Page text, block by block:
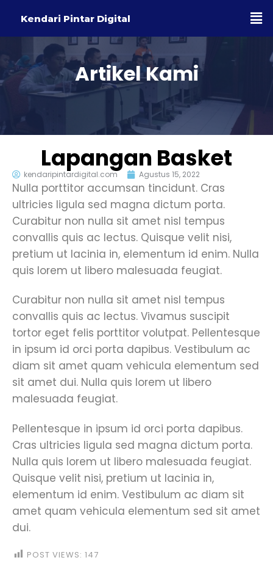
Kendari Pintar Digital
Artikel Kami
Lapangan Basket
kendaripintardigital.com Agustus 15, 2022
Nulla porttitor accumsan tincidunt. Cras
ultricies ligula sed magna dictum porta.
Curabitur non nulla sit amet nisl tempus
convallis quis ac lectus. Quisque velit nisi,
pretium ut lacinia in, elementum id enim. Nulla
quis lorem ut libero malesuada feugiat.
Curabitur non nulla sit amet nisl tempus
convallis quis ac lectus. Vivamus suscipit
tortor eget felis porttitor volutpat. Pellentesque
in ipsum id orci porta dapibus. Vestibulum ac
diam sit amet quam vehicula elementum sed
sit amet dui. Nulla quis lorem ut libero
malesuada feugiat.
Pellentesque in ipsum id orci porta dapibus.
Cras ultricies ligula sed magna dictum porta.
Nulla quis lorem ut libero malesuada feugiat.
Quisque velit nisi, pretium ut lacinia in,
elementum id enim. Vestibulum ac diam sit
amet quam vehicula elementum sed sit amet
dui.
POST VIEWS: 147